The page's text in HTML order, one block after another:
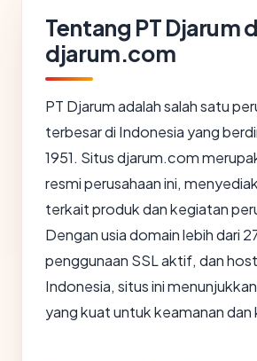
Tentang PT Djarum
djarum.com
PT Djarum adalah salah satu
terbesar di Indonesia yang
1951. Situs djarum.com
resmi perusahaan ini,
terkait produk dan kegiatan
Dengan usia domain lebih dari
penggunaan SSL aktif, dan
Indonesia, situs ini
yang kuat untuk keamanan dan